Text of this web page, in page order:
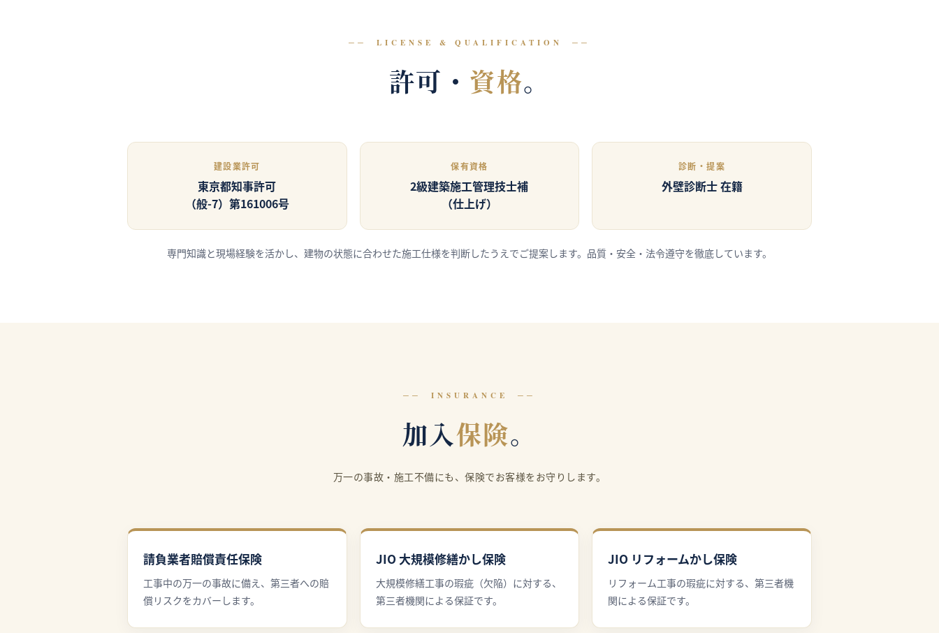
LICENSE & QUALIFICATION
許可・ 資格。
建設業許可
東京都知事許可
（般-7）第161006号
保有資格
2級建築施工管理技士補
（仕上げ）
診断・提案
外壁診断士 在籍
専門知識と現場経験を活かし、建物の状態に合わせた施工仕様を判断したうえでご提案します。品質・安全・法令遵守を徹底しています。
INSURANCE
加入保険。
万一の事故・施工不備にも、保険でお客様をお守りします。
請負業者賠償責任保険
工事中の万一の事故に備え、第三者への賠
償リスクをカバーします。
JIO 大規模修繕かし保険
大規模修繕工事の瑕疵（欠陥）に対する、
第三者機関による保証です。
JIO リフォームかし保険
リフォーム工事の瑕疵に対する、第三者機
関による保証です。